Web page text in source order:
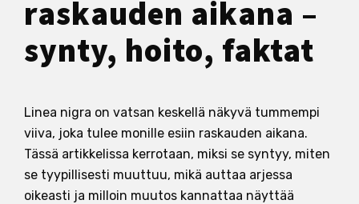
raskauden aikana –
synty, hoito, faktat
Linea nigra on vatsan keskellä näkyvä tummempi
viiva, joka tulee monille esiin raskauden aikana.
Tässä artikkelissa kerrotaan, miksi se syntyy, miten
se tyypillisesti muuttuu, mikä auttaa arjessa
oikeasti ja milloin muutos kannattaa näyttää